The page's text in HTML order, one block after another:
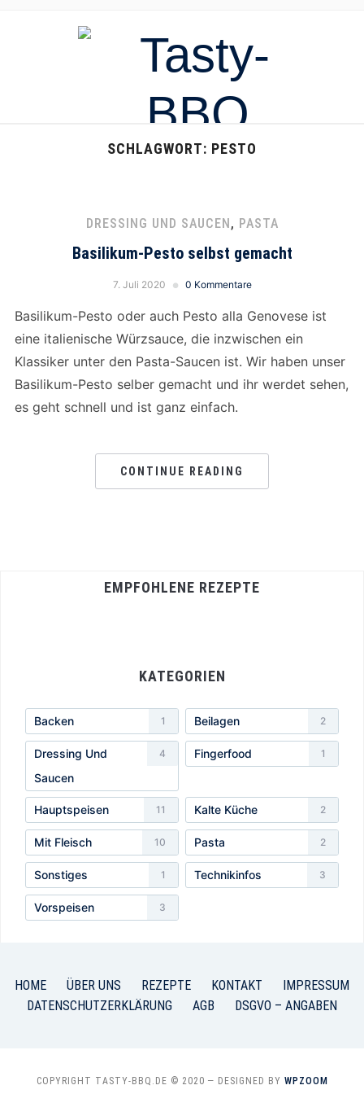
SCHLAGWORT: PESTO
DRESSING UND SAUCEN, PASTA
Basilikum-Pesto selbst gemacht
7. Juli 2020 0 Kommentare
Basilikum-Pesto oder auch Pesto alla Genovese ist
eine italienische Würzsauce, die inzwischen ein
Klassiker unter den Pasta-Saucen ist. Wir haben unser
Basilikum-Pesto selber gemacht und ihr werdet sehen,
es geht schnell und ist ganz einfach.
CONTINUE READING
EMPFOHLENE REZEPTE
KATEGORIEN
Backen 1 Beilagen 2
Dressing Und
Saucen
4 Fingerfood 1
Hauptspeisen 11 Kalte Küche 2
Mit Fleisch 10 Pasta 2
Sonstiges 1 Technikinfos 3
Vorspeisen 3
HOME ÜBER UNS REZEPTE KONTAKT
IMPRESSUM
DATENSCHUTZERKLÄRUNG
AGB DSGVO – ANGABEN
COPYRIGHT TASTY-BBQ.DE © 2020 — DESIGNED BY WPZOOM